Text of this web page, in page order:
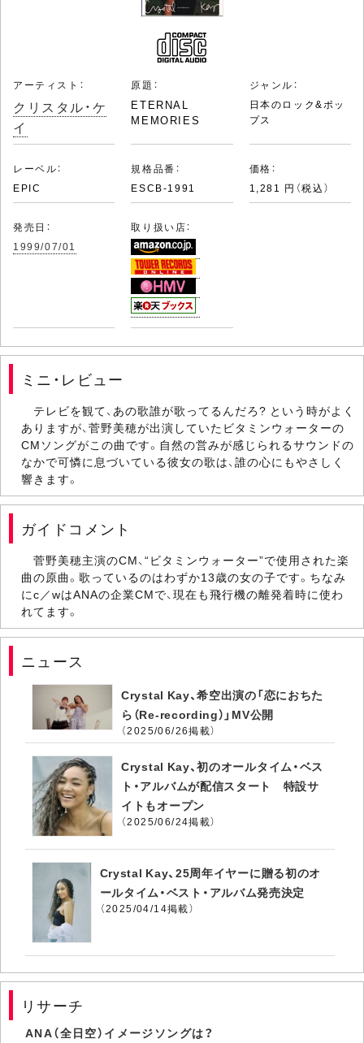
アーティスト：
クリスタル・ケ
イ
原題：
ETERNAL
MEMORIES
ジャンル：
日本のロック&ポッ
プス
レーベル：
EPIC
規格品番：
ESCB-1991
価格：
1,281 円（税込）
発売日：
1999/07/01
取り扱い店：
ミニ・レビュー
テレビを観て、あの歌誰が歌ってるんだろ? という時がよく
ありますが、菅野美穂が出演していたビタミンウォーターの
CMソングがこの曲です。自然の営みが感じられるサウンドの
なかで可憐に息づいている彼女の歌は、誰の心にもやさしく
響きます。
ガイドコメント
菅野美穂主演のCM、“ビタミンウォーター”で使用された楽
曲の原曲。歌っているのはわずか13歳の女の子です。ちなみ
にc／wはANAの企業CMで、現在も飛行機の離発着時に使わ
れてます。
ニュース
Crystal Kay、希空出演の「恋におちた
ら（Re-recording）」MV公開
（2025/06/26掲載）
Crystal Kay、初のオールタイム・ベス
ト・アルバムが配信スタート 特設サ
イトもオープン
（2025/06/24掲載）
Crystal Kay、25周年イヤーに贈る初のオ
ールタイム・ベスト・アルバム発売決定
（2025/04/14掲載）
リサーチ
ANA（全日空）イメージソングは？